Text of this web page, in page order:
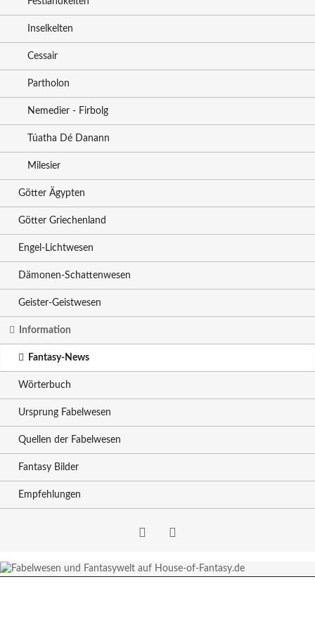
Inselkelten
Cessair
Partholon
Nemedier - Firbolg
Túatha Dé Danann
Milesier
Götter Ägypten
Götter Griechenland
Engel-Lichtwesen
Dämonen-Schattenwesen
Geister-Geistwesen
Information
Fantasy-News
Wörterbuch
Ursprung Fabelwesen
Quellen der Fabelwesen
Fantasy Bilder
Empfehlungen